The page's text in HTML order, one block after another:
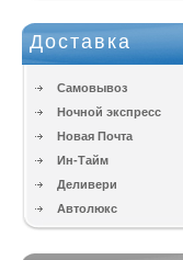
Доставка
Самовывоз
Ночной экспресс
Новая Почта
Ин-Тайм
Деливери
Автолюкс